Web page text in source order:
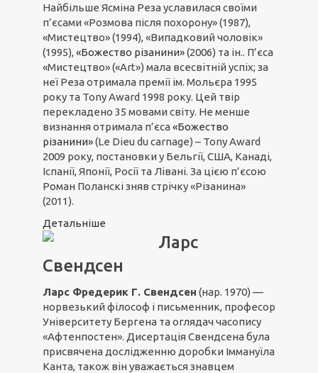
Найбільше Ясміна Реза уславилася своїми
п’єсами «Розмова після похорону» (1987),
«Мистецтво» (1994), «Випадковий чоловік»
(1995), «Божество різанини»(2006) та ін.. П’єса
«Мистецтво» («Art») мала всесвітній успіх; за
неї Реза отримала премії ім. Мольєра 1995
року та Tony Award 1998 року. Цей твір
перекладено 35 мовами світу. Не менше
визнання отримала п’єса «Божество
різанини»(Le Dieu du carnage) – Tony Award
2009 року, постановки у Бельгії, США, Канаді,
Іспанії, Японії, Росії та Лівані. За цією п’єсою
Роман Поланскі зняв стрічку «Різанина»
(2011).
Детальніше
Ларс
Свендсен
Ларс Фредерик Г. Свендсен (нар. 1970) —
норвезький філософ і письменник, професор
Університету Бергена та оглядач часопису
«Афтенпостен». Дисертація Свендсена була
присвячена дослідженню доробки Іммануїла
Канта, також він уважається знавцем